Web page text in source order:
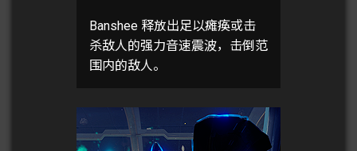
Banshee 释放出足以瘫痪或击
杀敌人的强力音速震波，击倒范
围内的敌人。